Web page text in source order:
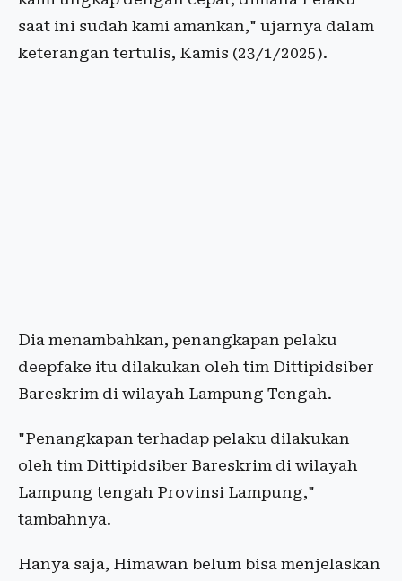
saat ini sudah kami amankan," ujarnya dalam
keterangan tertulis, Kamis (23/1/2025).
Dia menambahkan, penangkapan pelaku
deepfake itu dilakukan oleh tim Dittipidsiber
Bareskrim di wilayah Lampung Tengah.
"Penangkapan terhadap pelaku dilakukan
oleh tim Dittipidsiber Bareskrim di wilayah
Lampung tengah Provinsi Lampung,"
tambahnya.
Hanya saja, Himawan belum bisa menjelaskan